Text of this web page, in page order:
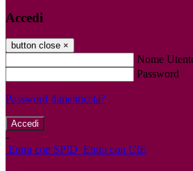
Accedi
button close ×
Nome
Password
Password dimenticata?
-
Entra con SPID Entra con CIE